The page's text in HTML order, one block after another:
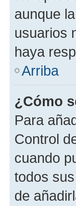
aunque
usuarios
haya
Arriba
¿Cómo
Para
Control
cuando
todos
de